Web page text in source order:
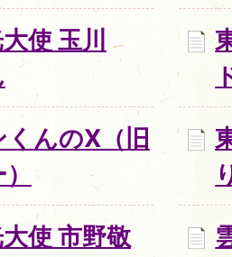
使 玉川
くんのX（旧
使 市野敬